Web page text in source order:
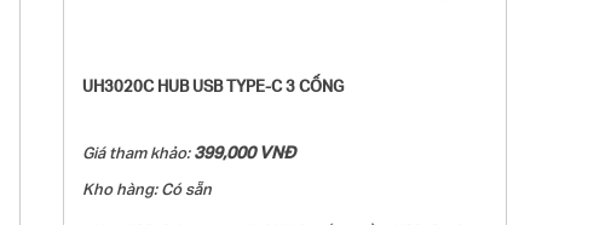
UH3020C HUB USB TYPE-C 3 CỔNG
Giá tham khảo:399,000 VNĐ
Kho hàng: Có sẵn